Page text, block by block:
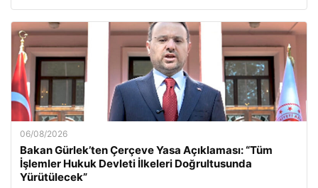
06/08/2026
Bakan Gürlek’ten Çerçeve Yasa Açıklaması: “Tüm
İşlemler Hukuk Devleti İlkeleri Doğrultusunda
Yürütülecek”